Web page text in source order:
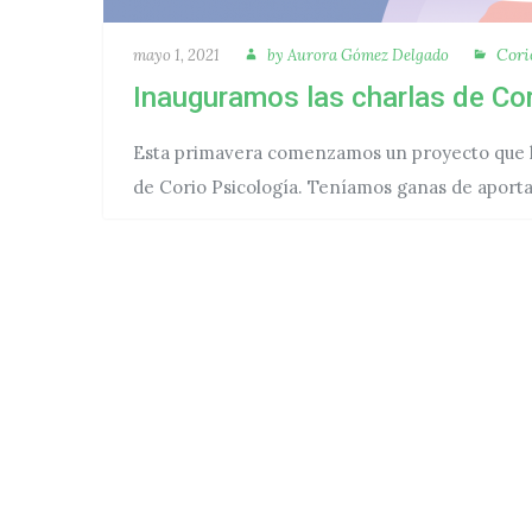
Publicado
mayo 1, 2021 Autora
by Aurora Gómez Delgado
Inauguramos las charlas de
Esta primavera comenzamos un proyecto
de Corio Psicología. Teníamos ganas de